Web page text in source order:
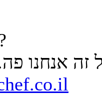
יש לכם
זה אנחנו